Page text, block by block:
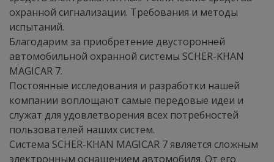
охранной сигнализации. Требования и методы
испытаний.
Благодарим за приобретение двусторонней
автомобильной охранной системы SCHER-KHAN
MAGICAR 7.
Постоянные исследования и разработки нашей
компании воплощают самые передовые идеи и
служат для удовлетворения всех потребностей
пользователей наших систем.
Система SCHER-KHAN MAGICAR 7 является сложным
электронным оснащением автомобиля. От его